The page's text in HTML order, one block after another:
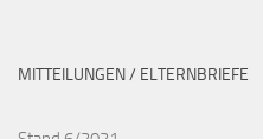
MITTEILUNGEN / ELTERNBRIEFE